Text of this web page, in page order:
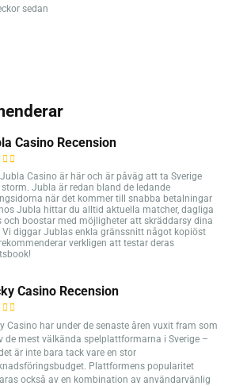
sedan
Casino Recension
Casino är här och är påväg att ta Sverige
Jubla är redan bland de ledande
när det kommer till snabba betalningar
Jubla hittar du alltid aktuella matcher, dagliga
och boostar med möjligheter att skräddarsy dina
Vi diggar Jublas enkla gränssnitt något kopiöst
verkligen att testar deras
Casino Recension
Casino har under de senaste åren vuxit fram som
de mest välkända spelplattformarna i Sverige –
är inte bara tack vare en stor
Plattformens popularitet
också av en kombination av användarvänlig